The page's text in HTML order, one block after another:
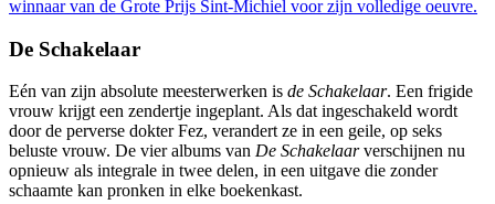
winnaar van de Grote Prijs Sint-Michiel voor zijn volledige oeuvre.
De Schakelaar
Eén van zijn absolute meesterwerken is de Schakelaar. Een frigide
vrouw krijgt een zendertje ingeplant. Als dat ingeschakeld wordt
door de perverse dokter Fez, verandert ze in een geile, op seks
beluste vrouw. De vier albums van De Schakelaarverschijnen nu
opnieuw als integrale in twee delen, in een uitgave die zonder
schaamte kan pronken in elke boekenkast.